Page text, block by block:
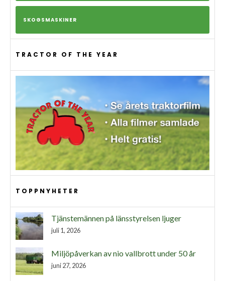
SKOGSMASKINER
TRACTOR OF THE YEAR
TOPPNYHETER
Tjänstemännen på länsstyrelsen ljuger
juli 1, 2026
Miljöpåverkan av nio vallbrott under 50 år
juni 27, 2026